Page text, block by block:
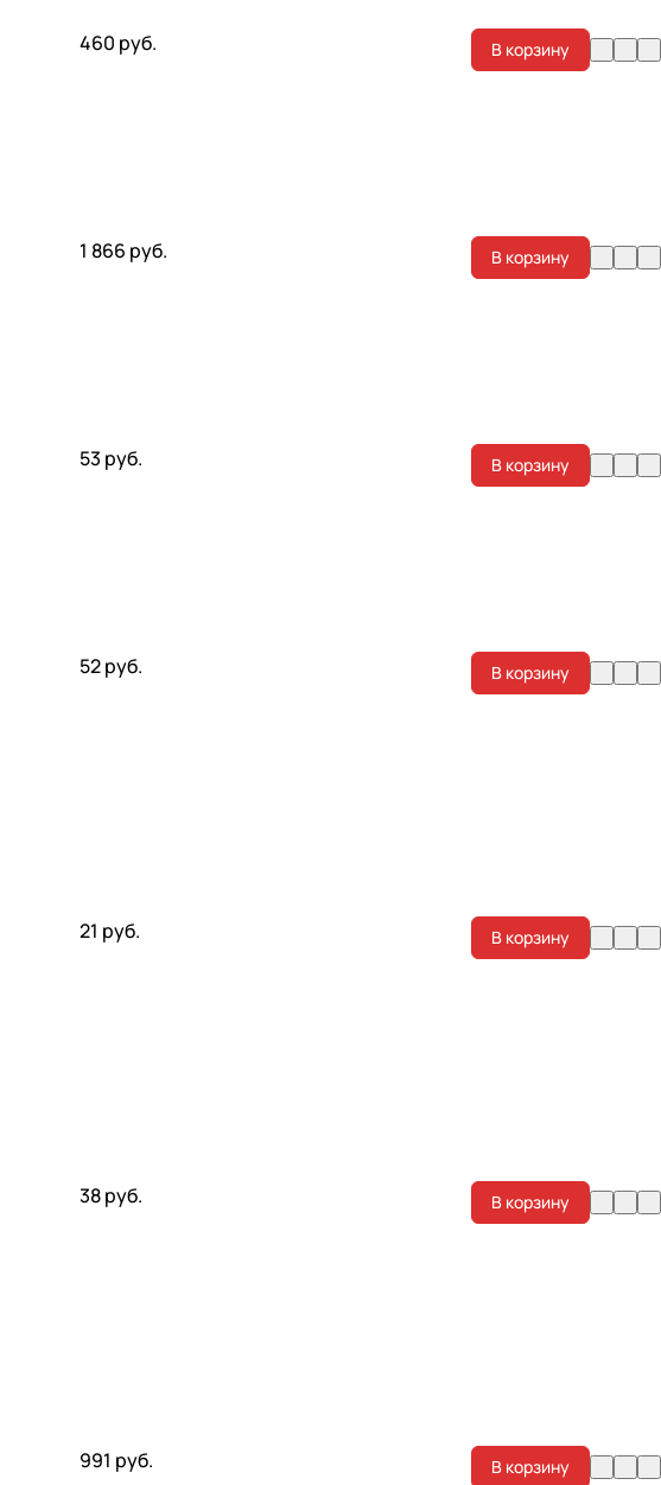
460 руб. В корзину
1 866 руб. В корзину
53 руб. В корзину
52 руб. В корзину
21 руб. В корзину
38 руб. В корзину
991 руб. В корзину